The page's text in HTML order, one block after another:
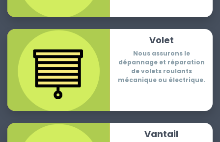
Volet
Nous assurons le
dépannage et réparation
de volets roulants
mécanique ou électrique.
Vantail